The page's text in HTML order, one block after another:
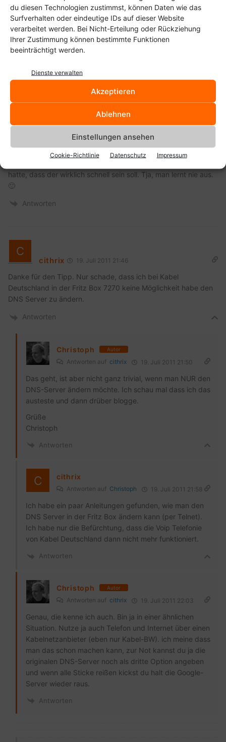
du diesen Technologien zustimmst, können Daten wie das
Surfverhalten oder eindeutige IDs auf dieser Website
verarbeitet werden. Bei Nicht-Erteilung oder Rückziehung
Ihrer Zustimmung können bestimmte Funktionen
beeinträchtigt werden.
Dienste verwalten
Akzeptieren
Ablehnen
Einstellungen ansehen
Cookie-Richtlinie Datenschutz Impressum
lg
Antworten
Fjunchclick 19. Juli 2011 19:10
Bei mir ist es tatsächlich so, dass der DNS-Server meines
Providers (Alice/Hansenet) der schnellste ist. 5,2% schneller als
der 8.8.8.8 von Google. Ich hatte den Google-Server
hatte, dass der wirklich schnell sein soll. Tja, man lernt nie aus.
🙂
Antworten
cithrix 19. Juli 2011 21:46
Danke für den Tipp. Nur schade, dass ich bei Kabel
Deutschland in der Fritz Box 7270 keine Möglichkeit habe den
DNS Server zu ändern.
Antworten
Christoph Autor
Antworten auf cithrix 19. Juli 2011 21:50
Das geht, ist aber nicht ganz trivial, wenn man NUR den
DNS-Server ändern möchte. Ich schau mal dass ich das
austeste und dann drüber blogge.
Grüße
Christoph
Antworten
cithrix
Antworten auf Christoph 19. Juli 2011 21:58
Ich habe ein paar Anleitungen gefunden, wie man den
DNS Server in der Fritz Box ändern kann (per Telnet).
Ich habe nur die Befürchtung, dass die Voip Telefonie
von Kabel Deutschland dann nicht mehr funktioniert.
Antworten
Christoph Autor
Antworten auf cithrix 19. Juli 2011 22:03
Genau, die kenne ich auch. Bin ja in einer ähnlichen
Situation. Nutze ja auch Telefon und Internet über einen
Kabelnetzanbieter (eben nur Kabel-BW). ich meine dass
man das schon machen kann, zur Not kannst du ja die
originalen DNS-Server noch als dritte Option angeben
und wenn alle Sticke reißen kickst du halt die Google-
Server wieder raus.
Antworten